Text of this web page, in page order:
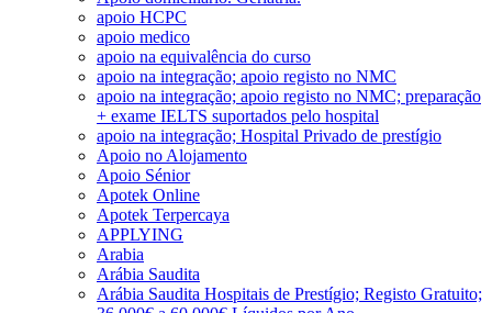
apoio HCPC
apoio medico
apoio na equivalência do curso
apoio na integração; apoio registo no NMC
apoio na integração; apoio registo no NMC; preparação
+ exame IELTS suportados pelo hospital
apoio na integração; Hospital Privado de prestígio
Apoio no Alojamento
Apoio Sénior
Apotek Online
Apotek Terpercaya
APPLYING
Arabia
Arábia Saudita
Arábia Saudita Hospitais de Prestígio; Registo Gratuito;